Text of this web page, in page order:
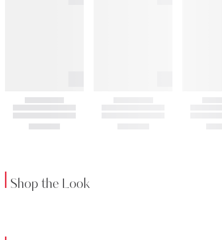
Shop the Look